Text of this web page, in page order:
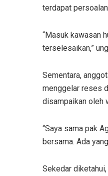
terdapat
“Masuk kawasan
terselesaikan,”
Sementara,
menggelar reses
disampaikan oleh
“Saya sama pak
bersama. Ada
Sekedar